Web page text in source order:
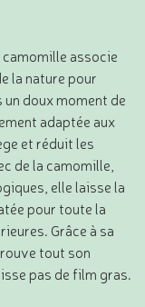
associe
la nature pour
doux moment de
adaptée aux
et réduit les
de la camomille,
elle laisse la
pour toute la
Grâce à sa
tout son
pas de film gras.